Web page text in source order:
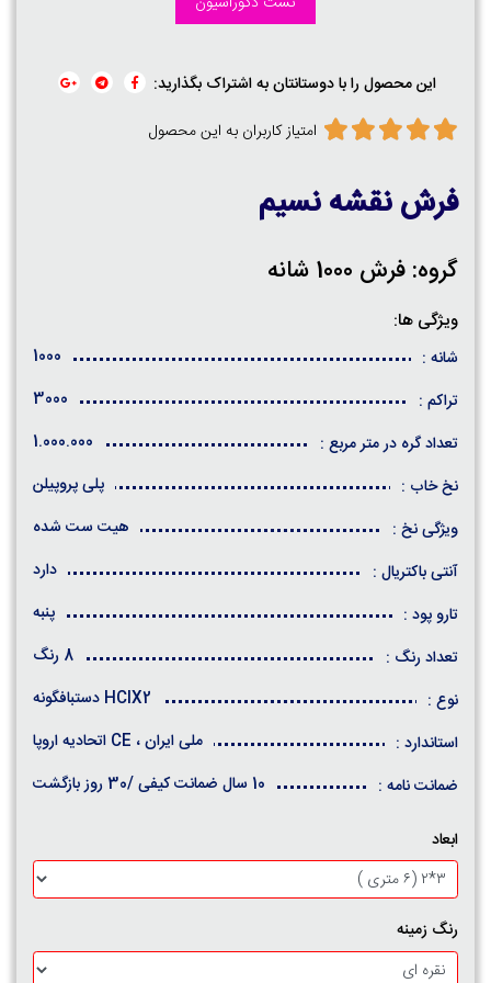
این محصول را با دوستانتان به اشتراک بگذارید:
امتیاز کاربران به این محصول
فرش نقشه نسیم
گروه: فرش 1000 شانه
ویژگی ها:
شانه :
1000
تراکم :
3000
تعداد گره در متر مربع :
1.000.000
نخ خاب :
پلی پروپیلن
ویژگی نخ :
هیت ست شده
آنتی باکتریال :
دارد
تارو پود :
پنبه
تعداد رنگ :
8 رنگ
نوع :
HCIX2 دستبافگونه
استاندارد :
ملی ایران ، CE اتحادیه اروپا
ضمانت نامه :
10 سال ضمانت کیفی /30 روز بازگشت
ابعاد
رنگ زمینه